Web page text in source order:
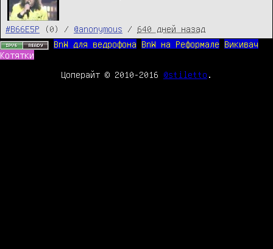
#B66E5P (0) / @anonymous / 640 дней назад
BnW для ведрофона
BnW на Реформале
Викивач
Котятки
Цоперайт © 2010-2016 @stiletto